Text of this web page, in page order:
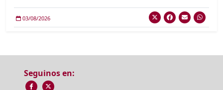
03/08/2026
Seguinos en: